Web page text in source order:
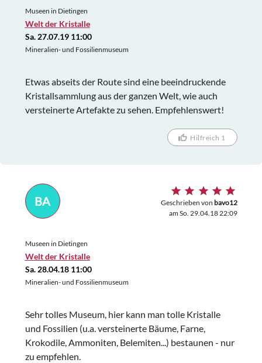
Museen in Dietingen
Welt der Kristalle
Sa. 27.07.19 11:00
Mineralien- und Fossilienmuseum
Etwas abseits der Route sind eine beeindruckende
Kristallsammlung aus der ganzen Welt, wie auch
versteinerte Artefakte zu sehen. Empfehlenswert!
Hilfreich 1
BA Geschrieben von bavo12
am So. 29.04.18 22:09
Museen in Dietingen
Welt der Kristalle
Sa. 28.04.18 11:00
Mineralien- und Fossilienmuseum
Sehr tolles Museum, hier kann man tolle Kristalle
und Fossilien (u.a. versteinerte Bäume, Farne,
Krokodile, Ammoniten, Belemiten...) bestaunen - nur
zu empfehlen.